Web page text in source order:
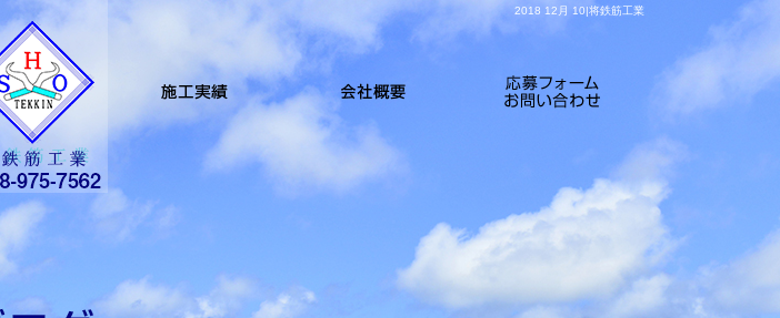
2018 12月 10|将鉄筋工業